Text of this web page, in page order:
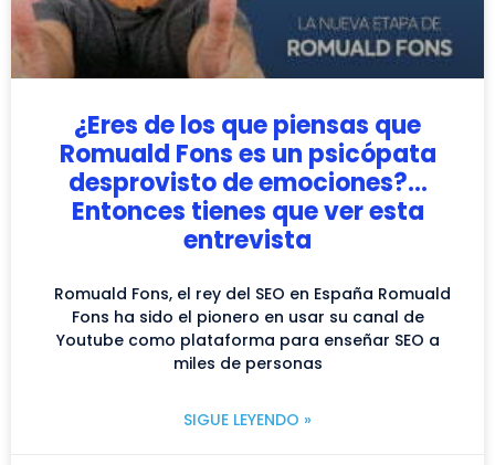
¿Eres de los que piensas que
Romuald Fons es un psicópata
desprovisto de emociones?…
Entonces tienes que ver esta
entrevista
Romuald Fons, el rey del SEO en España Romuald
Fons ha sido el pionero en usar su canal de
Youtube como plataforma para enseñar SEO a
miles de personas
SIGUE LEYENDO »